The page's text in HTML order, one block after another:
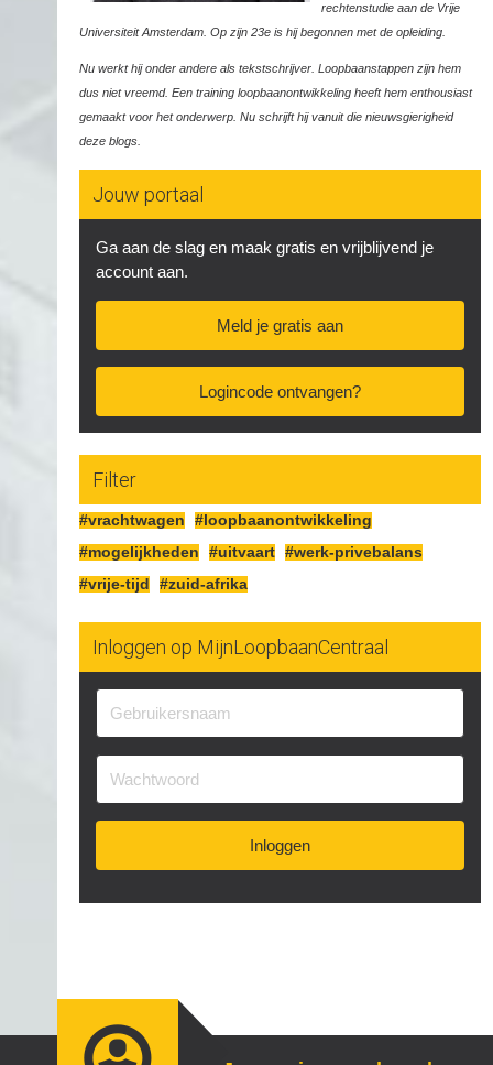
rechtenstudie aan de Vrije
Universiteit Amsterdam. Op zijn 23e is hij begonnen met de opleiding.
Nu werkt hij onder andere als tekstschrijver. Loopbaanstappen zijn hem
dus niet vreemd. Een training loopbaanontwikkeling heeft hem enthousiast
gemaakt voor het onderwerp. Nu schrijft hij vanuit die nieuwsgierigheid
deze blogs.
Jouw portaal
Ga aan de slag en maak gratis en vrijblijvend je
account aan.
Meld je gratis aan
Logincode ontvangen?
Filter
#vrachtwagen
#loopbaanontwikkeling
#mogelijkheden
#uitvaart #werk-privebalans
#vrije-tijd
#zuid-afrika
Inloggen op MijnLoopbaanCentraal
Inloggen